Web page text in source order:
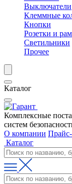
Выключатели
Клеммные
Кнопки
Розетки и
Светильники
Прочее
Каталог
Комплексные
систем
О компании
Каталог